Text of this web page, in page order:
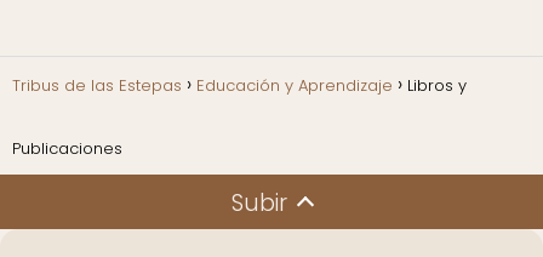
Tribus de las Estepas Educación y Aprendizaje Libros y
Publicaciones
Subir